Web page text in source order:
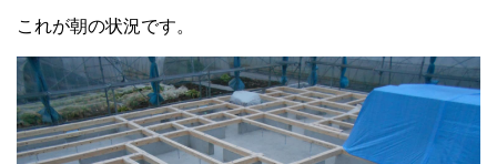
これが朝の状況です。